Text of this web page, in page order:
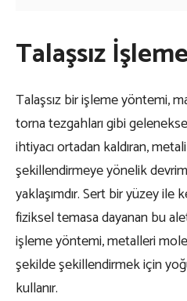
Talaşsız
Talaşsız bir işleme yöntemi,
torna tezgahları gibi
ihtiyacı ortadan kaldıran,
şekillendirmeye yönelik
yaklaşımdır. Sert bir yüzey ile
fiziksel temasa dayanan bu
işleme yöntemi, metalleri
şekilde şekillendirmek için
kullanır.